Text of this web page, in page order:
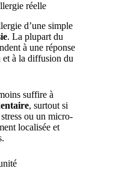
réelle
d’une simple
. La plupart du
à une réponse
et à la diffusion du
suffire à
, surtout si
ou un micro-
localisée et